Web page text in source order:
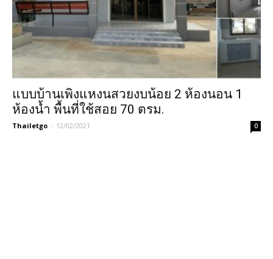
แบบบ้านเพิงแหงนสวยงบน้อย 2 ห้องนอน 1
ห้องน้ำ พื้นที่ใช้สอย 70 ตรม.
Thailetgo - 12/02/2021 0